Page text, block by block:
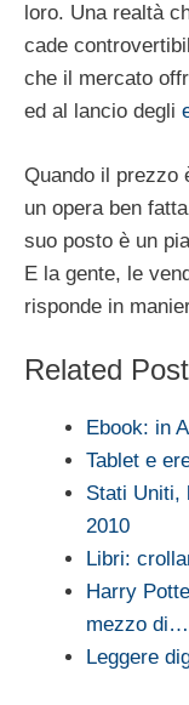
loro. Una realtà
cade
che il mercato
ed al lancio degli
Quando il prezzo
un opera ben
suo posto è un
E la gente, le
risponde in
Related
Ebook: in
Tablet e
Stati Uniti,
2010
Libri:
Harry
mezzo di…
Leggere